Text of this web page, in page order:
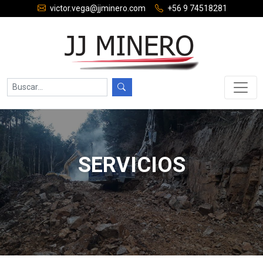
victor.vega@jjminero.com +56 9 74518281
SERVICIOS